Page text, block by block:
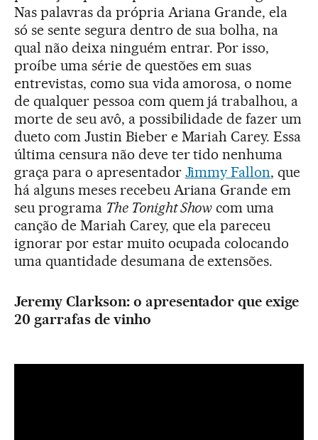
Nas palavras da própria Ariana Grande, ela
só se sente segura dentro de sua bolha, na
qual não deixa ninguém entrar. Por isso,
proíbe uma série de questões em suas
entrevistas, como sua vida amorosa, o nome
de qualquer pessoa com quem já trabalhou, a
morte de seu avô, a possibilidade de fazer um
dueto com Justin Bieber e Mariah Carey. Essa
última censura não deve ter tido nenhuma
graça para o apresentador Jimmy Fallon, que
há alguns meses recebeu Ariana Grande em
seu programa The Tonight Show com uma
canção de Mariah Carey, que ela pareceu
ignorar por estar muito ocupada colocando
uma quantidade desumana de extensões.
Jeremy Clarkson: o apresentador que exige
20 garrafas de vinho